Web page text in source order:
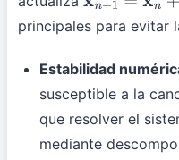
xn+1= xn +Δx
principales para evitar
Estabilidad
susceptible a la
que resolver el
mediante